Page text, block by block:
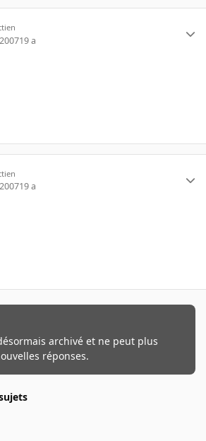
19 a
19 a
archivé et ne peut plus
réponses.